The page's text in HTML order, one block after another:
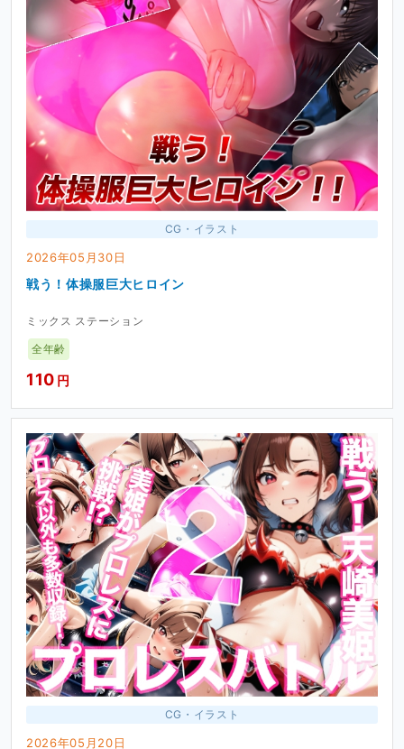
CG・イラスト
2026年05月30日
戦う！体操服巨大ヒロイン
ミックス ステーション
全年齢
110 円
CG・イラスト
2026年05月20日